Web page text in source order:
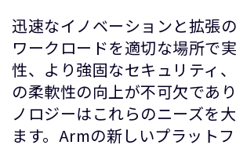
迅速なイノベーションと拡張
ワークロードを適切な場所で
性、より強固なセキュリティ
の柔軟性の向上が不可欠であ
ノロジーはこれらのニーズを
ます。Armの新しいプラット